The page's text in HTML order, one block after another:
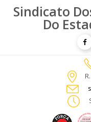
Sindicato
Do